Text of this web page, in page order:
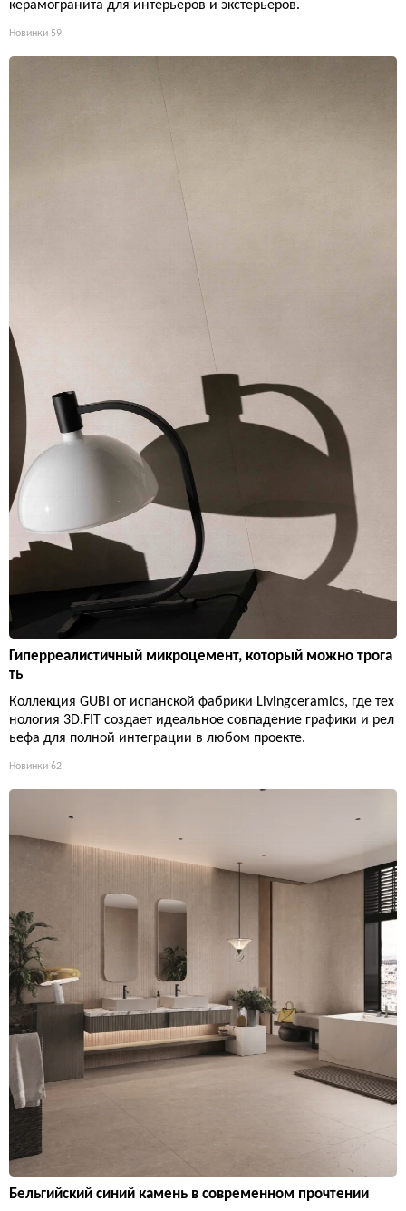
керамогранита для интерьеров и экстерьеров.
Новинки 59
Гиперреалистичный микроцемент, который можно трога
ть
Коллекция GUBI от испанской фабрики Livingceramics, где тех
нология 3D.FIT создает идеальное совпадение графики и рел
ьефа для полной интеграции в любом проекте.
Новинки 62
Бельгийский синий камень в современном прочтении